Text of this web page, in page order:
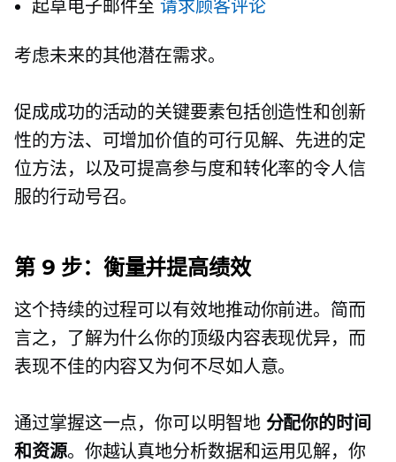
起草电子邮件至请求顾客评论
考虑未来的其他潜在需求。
促成成功的活动的关键要素包括创造性和创新
性的方法、可增加价值的可行见解、先进的定
位方法，以及可提高参与度和转化率的令人信
服的行动号召。
第 9 步：衡量并提高绩效
这个持续的过程可以有效地推动你前进。简而
言之，了解为什么你的顶级内容表现优异，而
表现不佳的内容又为何不尽如人意。
通过掌握这一点，你可以明智地 分配你的时间
和资源。你越认真地分析数据和运用见解，你